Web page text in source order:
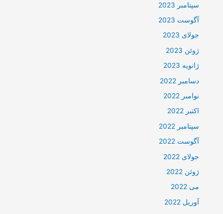
سپتامبر 2023
آگوست 2023
جولای 2023
ژوئن 2023
ژانویه 2023
دسامبر 2022
نوامبر 2022
اکتبر 2022
سپتامبر 2022
آگوست 2022
جولای 2022
ژوئن 2022
می 2022
آوریل 2022